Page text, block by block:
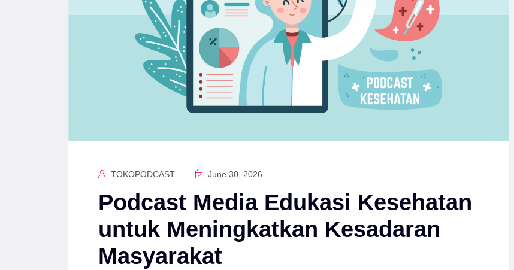
TOKOPODCAST June 30, 2026
Podcast Media Edukasi Kesehatan
untuk Meningkatkan Kesadaran
Masyarakat